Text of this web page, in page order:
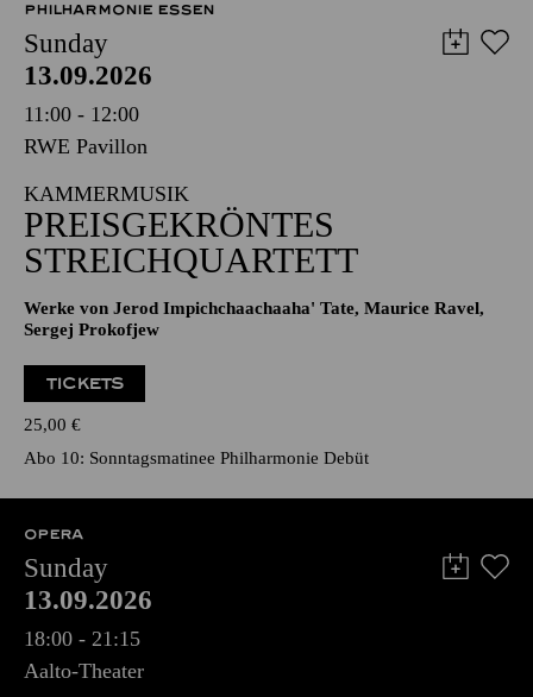
PHILHARMONIE ESSEN
Sunday
13.09.2026
11:00 - 12:00
RWE Pavillon
KAMMERMUSIK
PREISGEKRÖNTES
STREICHQUARTETT
Werke von Jerod Impichchaachaaha' Tate, Maurice Ravel,
Sergej Prokofjew
TICKETS
25,00 €
Abo 10: Sonntagsmatinee Philharmonie Debüt
OPERA
Sunday
13.09.2026
18:00 - 21:15
Aalto-Theater